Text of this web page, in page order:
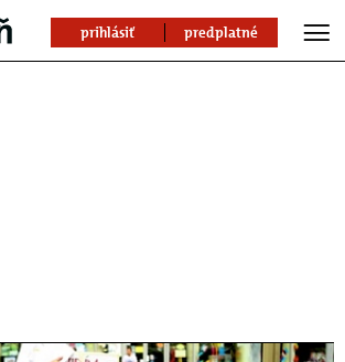
prihlásiť predplatné